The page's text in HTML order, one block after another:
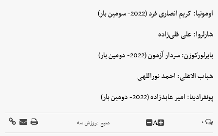
اومونیا: کریم انصاری فرد (2022- سومین بار)
شارلروا: علی قلی‌زاده
بایرلورکوزن: سردار آزمون (2022- دومین بار)
شباب الاهلی: احمد نوراللهی
پونفرادینا: امیر عابدزاده (2022- دومین بار)
۰ A منبع :ورزش سه